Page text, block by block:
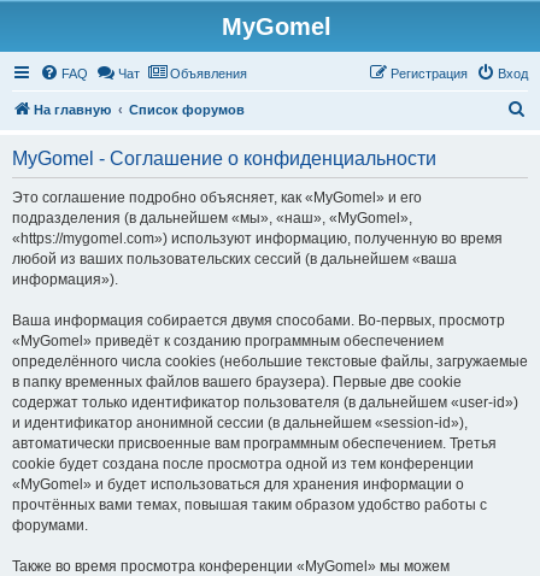
MyGomel
FAQ Чат Объявления Вход
Регистрация
На главную Список форумов
MyGomel - Соглашение о конфиденциальности
Это соглашение подробно объясняет, как «MyGomel» и его
подразделения (в дальнейшем «мы», «наш», «MyGomel»,
«https://mygomel.com») используют информацию, полученную во время
любой из ваших пользовательских сессий (в дальнейшем «ваша
информация»).
Ваша информация собирается двумя способами. Во-первых, просмотр
«MyGomel» приведёт к созданию программным обеспечением
определённого числа cookies (небольшие текстовые файлы, загружаемые
в папку временных файлов вашего браузера). Первые две cookie
содержат только идентификатор пользователя (в дальнейшем «user-id»)
и идентификатор анонимной сессии (в дальнейшем «session-id»),
автоматически присвоенные вам программным обеспечением. Третья
cookie будет создана после просмотра одной из тем конференции
«MyGomel» и будет использоваться для хранения информации о
прочтённых вами темах, повышая таким образом удобство работы с
форумами.
Также во время просмотра конференции «MyGomel» мы можем